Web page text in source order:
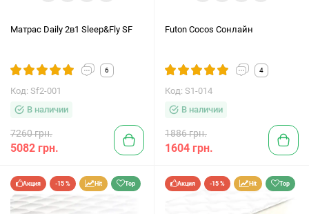
Матрас Daily 2в1 Sleep&Fly SF
6
Код: Sf2-001
В наличии
7260 грн.
5082 грн.
Futon Cocos Сонлайн
4
Код: S1-014
В наличии
1886 грн.
1604 грн.
Акция -15 % Hit Top Акция -15 % Hit Top